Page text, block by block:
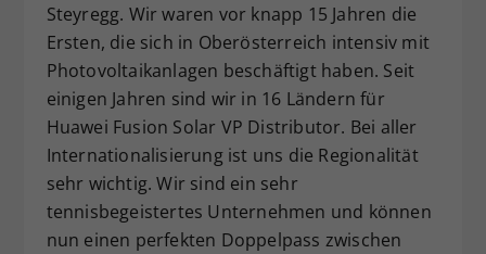
Steyregg. Wir waren vor knapp 15 Jahren die
Ersten, die sich in Oberösterreich intensiv mit
Photovoltaikanlagen beschäftigt haben. Seit
einigen Jahren sind wir in 16 Ländern für
Huawei Fusion Solar VP Distributor. Bei aller
Internationalisierung ist uns die Regionalität
sehr wichtig. Wir sind ein sehr
tennisbegeistertes Unternehmen und können
nun einen perfekten Doppelpass zwischen